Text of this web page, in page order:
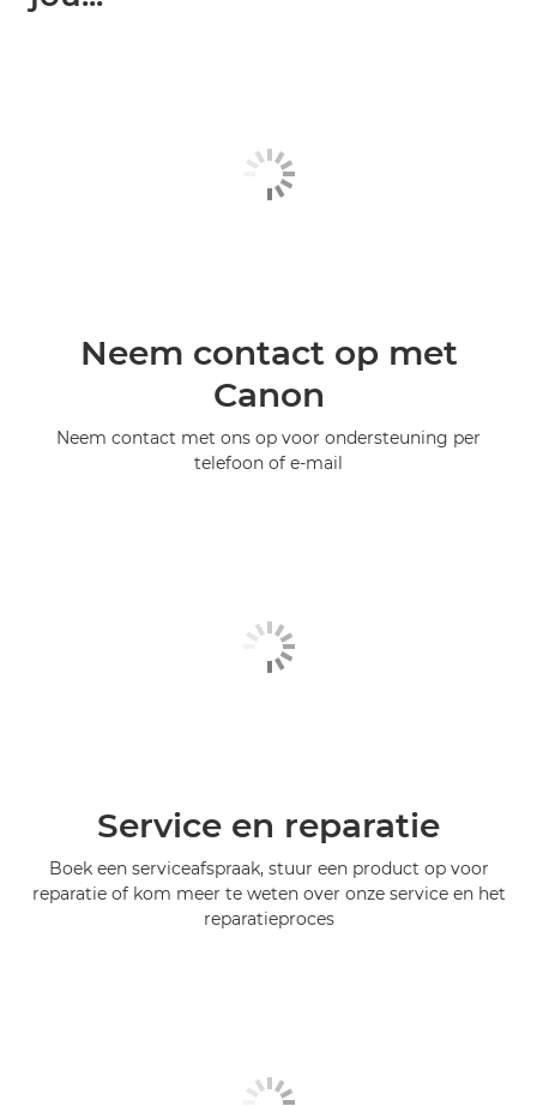
Neem contact op met
Canon
Neem contact met ons op voor ondersteuning per
telefoon of e-mail
Service en reparatie
Boek een serviceafspraak, stuur een product op voor
reparatie of kom meer te weten over onze service en het
reparatieproces